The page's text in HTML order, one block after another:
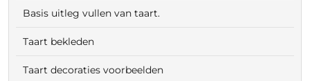
Basis uitleg vullen van taart.
Taart bekleden
Taart decoraties voorbeelden